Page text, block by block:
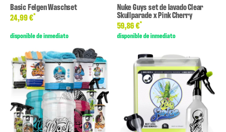
Basic Felgen Waschset
24,99 €*
disponible de inmediato
Nuke Guys set de lavado Clear
Skullparade x Pink Cherry
59,86 €*
disponible de inmediato